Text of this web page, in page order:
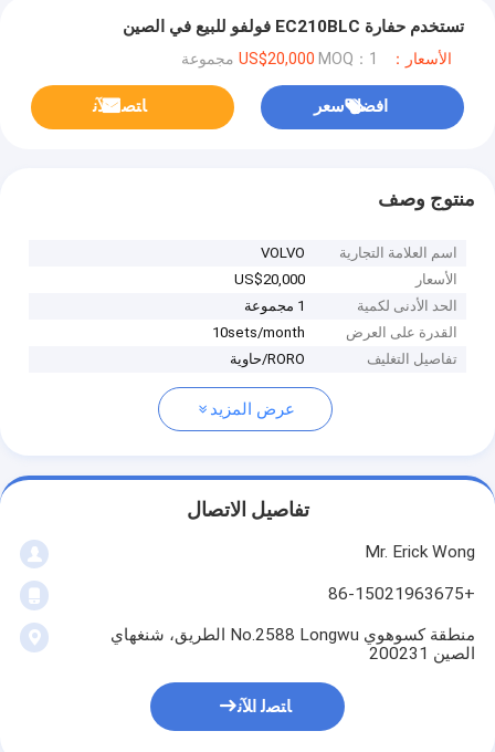
تستخدم حفارة EC210BLC فولفو للبيع في الصين
الأسعار：US$20,000 MOQ：1 مجموعة
افضل سعر ﺎﺘﺼﻟ ﺍﻶﻧ
منتوج وصف
اسم العلامة التجارية
VOLVO
الأسعار
US$20,000
الحد الأدنى لكمية
1 مجموعة
القدرة على العرض
10sets/month
تفاصيل التغليف
RORO/حاوية
عرض المزيد
تفاصيل الاتصال
Mr. Erick Wong
+86-15021963675
منطقة كسوهوي No.2588 Longwu الطريق، شنغهاي
الصين 200231
ﺎﺘﺼﻟ ﺍﻶﻧ